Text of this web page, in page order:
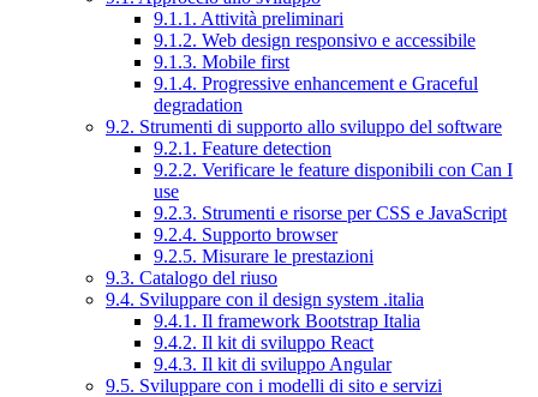
9.1.1. Attività preliminari
9.1.2. Web design responsivo e accessibile
9.1.3. Mobile first
9.1.4. Progressive enhancement e Graceful
degradation
9.2. Strumenti di supporto allo sviluppo del software
9.2.1. Feature detection
9.2.2. Verificare le feature disponibili con Can I
use
9.2.3. Strumenti e risorse per CSS e JavaScript
9.2.4. Supporto browser
9.2.5. Misurare le prestazioni
9.3. Catalogo del riuso
9.4. Sviluppare con il design system .italia
9.4.1. Il framework Bootstrap Italia
9.4.2. Il kit di sviluppo React
9.4.3. Il kit di sviluppo Angular
9.5. Sviluppare con i modelli di sito e servizi